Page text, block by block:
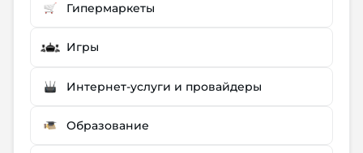
Гипермаркеты
Игры
Интернет-услуги и провайдеры
Образование